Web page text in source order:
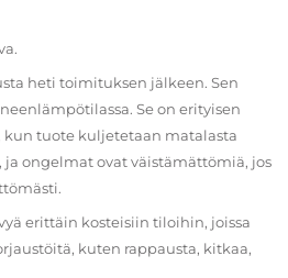
heti toimituksen jälkeen. Sen
Se on erityisen
tuote kuljetetaan matalasta
ongelmat ovat väistämättömiä, jos
erittäin kosteisiin tiloihin, joissa
kuten rappausta, kitkaa,